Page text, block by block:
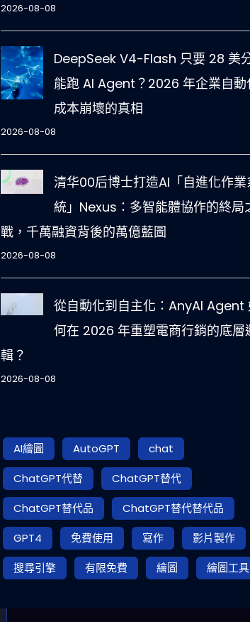
2026-08-08
DeepSeek V4-Flash 只要 28 美
能跑 AI Agent？2026 年企業自動
成本崩壞的真相
2026-08-08
清华00后博士打造AI「自進化作業
統」Nexus：多智能體協作的終局
戰，千萬融資背後的萬億藍圖
2026-08-08
從自動化到自主化：AnyAI Agent
何在 2026 年重塑電商行銷的底層
輯？
2026-08-08
AI繪圖 AutoGPT
chat
ChatGPT代替
ChatGPT替代
ChatGPT替代品
ChatGPT替代替代品
GPT4
免費使用 寫作
影片製作
搜尋引擎
有限免費 繪圖 繪圖工具